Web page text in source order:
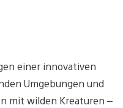
einer innovativen
Umgebungen und
mit wilden Kreaturen –